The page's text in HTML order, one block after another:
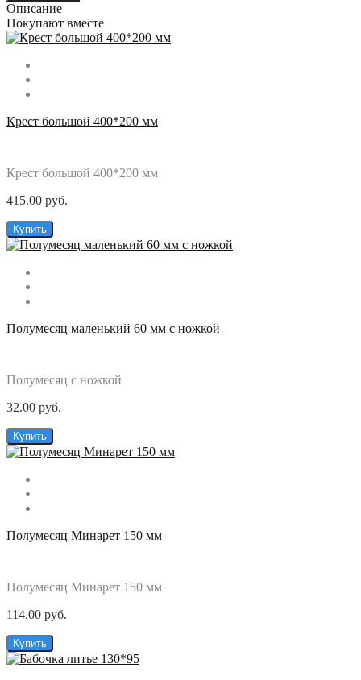
Описание
Покупают вместе
Крест большой 400*200 мм
Крест большой 400*200 мм
415.00 руб.
Купить
Полумесяц маленький 60 мм с ножкой
Полумесяц с ножкой
32.00 руб.
Купить
Полумесяц Минарет 150 мм
Полумесяц Минарет 150 мм
114.00 руб.
Купить